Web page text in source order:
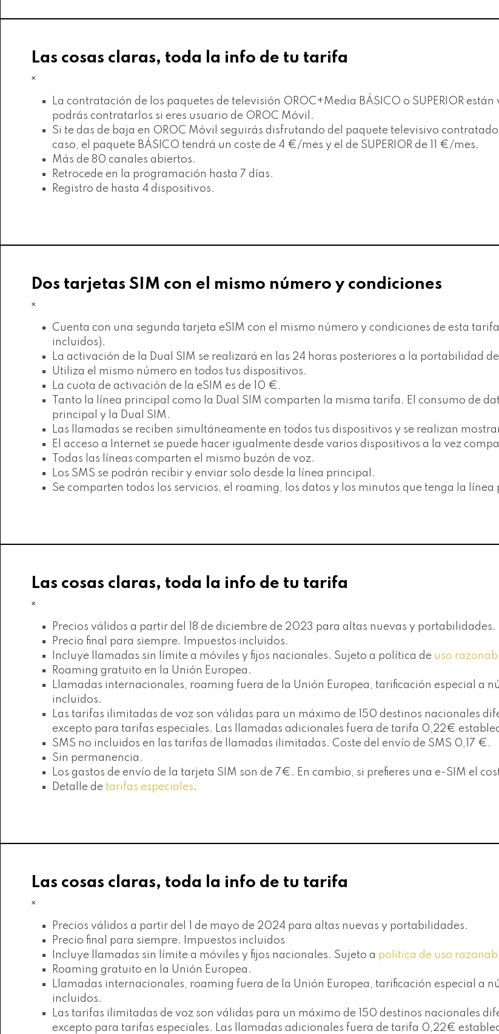
Las cosas claras, toda la info de tu tarifa
×
La contratación de los paquetes de televisión OROC+Media BÁSICO o SUPERIOR
podrás contratarlos si eres usuario de OROC Móvil.
Si te das de baja en OROC Móvil seguirás disfrutando del paquete televisivo
caso, el paquete BÁSICO tendrá un coste de 4 €/mes y el de SUPERIOR de 11 €/mes.
Más de 80 canales abiertos.
Retrocede en la programación hasta 7 días.
Registro de hasta 4 dispositivos.
Dos tarjetas SIM con el mismo número y condiciones
×
Cuenta con una segunda tarjeta eSIM con el mismo número y condiciones de esta
incluidos).
La activación de la Dual SIM se realizará en las 24 horas posteriores a la portabilidad
Utiliza el mismo número en todos tus dispositivos.
La cuota de activación de la eSIM es de 10 €.
Tanto la línea principal como la Dual SIM comparten la misma tarifa. El consumo de
principal y la Dual SIM.
Las llamadas se reciben simultáneamente en todos tus dispositivos y se realizan
El acceso a Internet se puede hacer igualmente desde varios dispositivos a la vez
Todas las líneas comparten el mismo buzón de voz.
Los SMS se podrán recibir y enviar solo desde la línea principal.
Se comparten todos los servicios, el roaming, los datos y los minutos que tenga la línea
Las cosas claras, toda la info de tu tarifa
×
Precios válidos a partir del 18 de diciembre de 2023 para altas nuevas y portabilidades.
Precio final para siempre. Impuestos incluidos.
Incluye llamadas sin límite a móviles y fijos nacionales. Sujeto a política de uso
Roaming gratuito en la Unión Europea.
Llamadas internacionales, roaming fuera de la Unión Europea, tarificación especial a
incluidos.
Las tarifas ilimitadas de voz son válidas para un máximo de 150 destinos nacionales
excepto para tarifas especiales. Las llamadas adicionales fuera de tarifa 0,22€
SMS no incluidos en las tarifas de llamadas ilimitadas. Coste del envío de SMS 0,17 €.
Sin permanencia.
Los gastos de envío de la tarjeta SIM son de 7€. En cambio, si prefieres una e-SIM el
Detalle de tarifas especiales.
Las cosas claras, toda la info de tu tarifa
×
Precios válidos a partir del 1 de mayo de 2024 para altas nuevas y portabilidades.
Precio final para siempre. Impuestos incluidos
Incluye llamadas sin límite a móviles y fijos nacionales. Sujeto a política de uso
Roaming gratuito en la Unión Europea.
Llamadas internacionales, roaming fuera de la Unión Europea, tarificación especial a
incluidos.
Las tarifas ilimitadas de voz son válidas para un máximo de 150 destinos nacionales
excepto para tarifas especiales. Las llamadas adicionales fuera de tarifa 0,22€